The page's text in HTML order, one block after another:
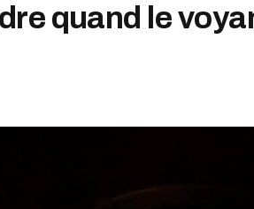
quand le